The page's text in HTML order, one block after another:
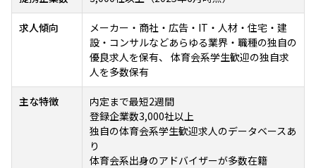
求人傾向
メーカー・商社・広告・IT・人材・住宅・建
設・コンサルなどあらゆる業界・職種の独自の
優良求人を保有、 体育会系学生歓迎の独自求
人を多数保有
主な特徴
内定まで最短2週間
登録企業数3,000社以上
独自の体育会系学生歓迎求人のデータベースあ
り
体育会系出身のアドバイザーが多数在籍